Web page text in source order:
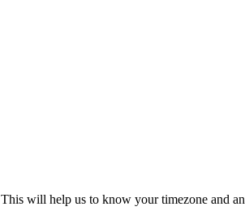
This will help us to know your timezone and